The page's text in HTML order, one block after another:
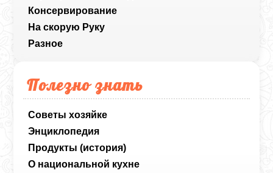
Консервирование
На скорую Руку
Разное
Полезно знать
Советы хозяйке
Энциклопедия
Продукты (история)
О национальной кухне